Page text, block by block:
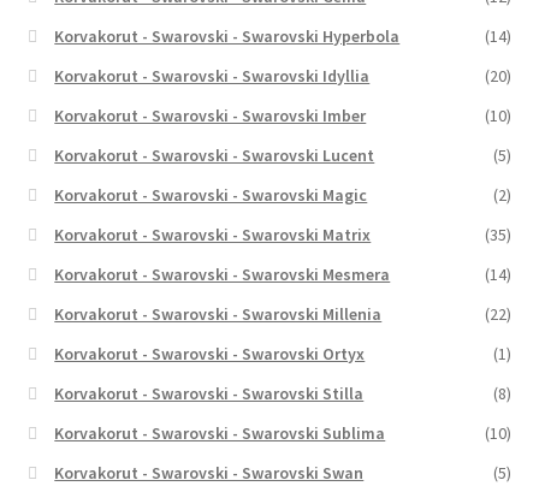
Korvakorut - Swarovski - Swarovski Hyperbola
(14)
Korvakorut - Swarovski - Swarovski Idyllia
(20)
Korvakorut - Swarovski - Swarovski Imber
(10)
Korvakorut - Swarovski - Swarovski Lucent
(5)
Korvakorut - Swarovski - Swarovski Magic
(2)
Korvakorut - Swarovski - Swarovski Matrix
(35)
Korvakorut - Swarovski - Swarovski Mesmera
(14)
Korvakorut - Swarovski - Swarovski Millenia
(22)
Korvakorut - Swarovski - Swarovski Ortyx
(1)
Korvakorut - Swarovski - Swarovski Stilla
(8)
Korvakorut - Swarovski - Swarovski Sublima
(10)
Korvakorut - Swarovski - Swarovski Swan
(5)